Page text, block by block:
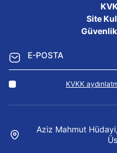
Site
KVKK
Aziz Mahmut